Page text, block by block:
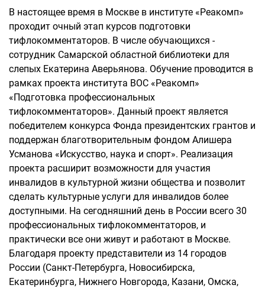
В настоящее время в Москве в институте «Реакомп»
проходит очный этап курсов подготовки
тифлокомментаторов. В числе обучающихся -
сотрудник Самарской областной библиотеки для
слепых Екатерина Аверьянова. Обучение проводится в
рамках проекта института ВОС «Реакомп»
«Подготовка профессиональных
тифлокомментаторов». Данный проект является
победителем конкурса Фонда президентских грантов и
поддержан благотворительным фондом Алишера
Усманова «Искусство, наука и спорт». Реализация
проекта расширит возможности для участия
инвалидов в культурной жизни общества и позволит
сделать культурные услуги для инвалидов более
доступными. На сегодняшний день в России всего 30
профессиональных тифлокомментаторов, и
практически все они живут и работают в Москве.
Благодаря проекту представители из 14 городов
России (Санкт-Петербурга, Новосибирска,
Екатеринбурга, Нижнего Новгорода, Казани, Омска,